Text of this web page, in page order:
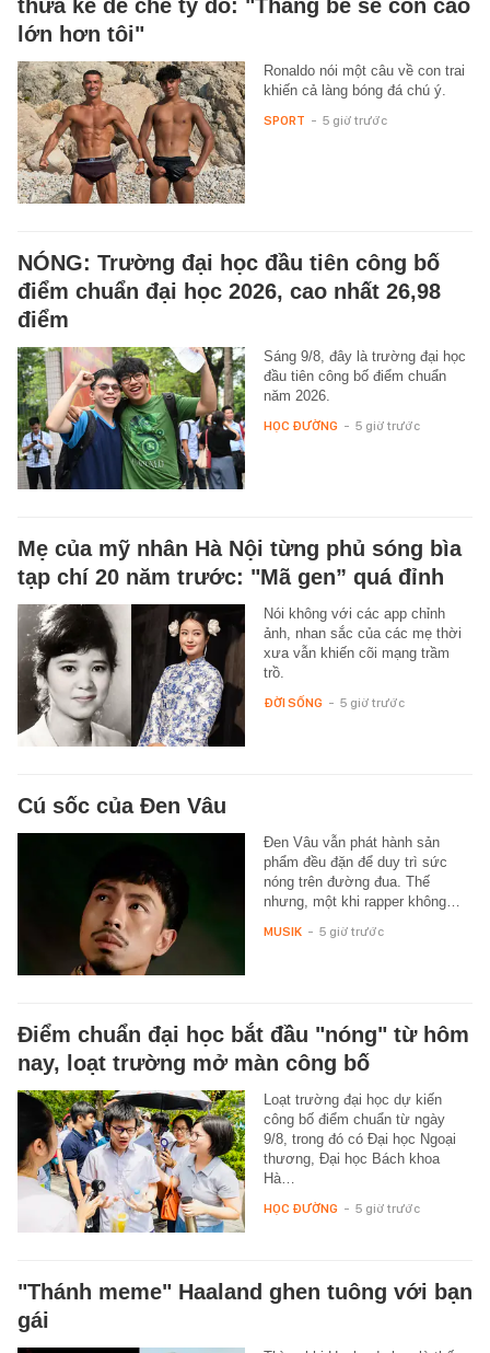
thừa kế đế chế tỷ đô: "Thằng bé sẽ còn cao
lớn hơn tôi"
Ronaldo nói một câu về con trai
khiến cả làng bóng đá chú ý.
SPORT - 5 giờ trước
NÓNG: Trường đại học đầu tiên công bố
điểm chuẩn đại học 2026, cao nhất 26,98
điểm
Sáng 9/8, đây là trường đại học
đầu tiên công bố điểm chuẩn
năm 2026.
HỌC ĐƯỜNG - 5 giờ trước
Mẹ của mỹ nhân Hà Nội từng phủ sóng bìa
tạp chí 20 năm trước: "Mã gen” quá đỉnh
Nói không với các app chỉnh
ảnh, nhan sắc của các mẹ thời
xưa vẫn khiến cõi mạng trầm
trồ.
ĐỜI SỐNG - 5 giờ trước
Cú sốc của Đen Vâu
Đen Vâu vẫn phát hành sản
phẩm đều đặn để duy trì sức
nóng trên đường đua. Thế
nhưng, một khi rapper không…
MUSIK - 5 giờ trước
Điểm chuẩn đại học bắt đầu "nóng" từ hôm
nay, loạt trường mở màn công bố
Loạt trường đại học dự kiến
công bố điểm chuẩn từ ngày
9/8, trong đó có Đại học Ngoại
thương, Đại học Bách khoa
Hà…
HỌC ĐƯỜNG - 5 giờ trước
"Thánh meme" Haaland ghen tuông với bạn
gái